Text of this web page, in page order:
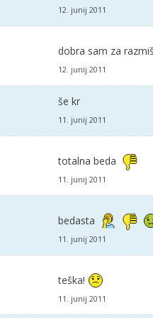
12. junij 2011
dobra sam za
12. junij 2011
še kr
11. junij 2011
totalna beda
11. junij 2011
bedasta
11. junij 2011
teška!
11. junij 2011